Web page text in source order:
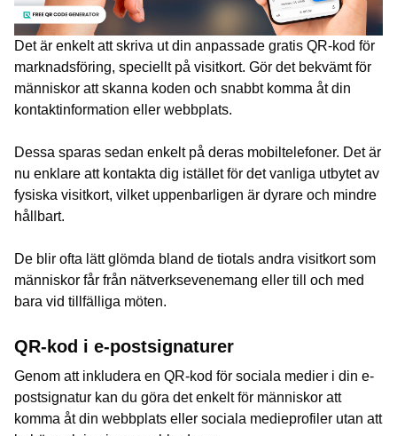
Det är enkelt att skriva ut din anpassade gratis QR-kod för
marknadsföring, speciellt på visitkort. Gör det bekvämt för
människor att skanna koden och snabbt komma åt din
kontaktinformation eller webbplats.
Dessa sparas sedan enkelt på deras mobiltelefoner. Det är
nu enklare att kontakta dig istället för det vanliga utbytet av
fysiska visitkort, vilket uppenbarligen är dyrare och mindre
hållbart.
De blir ofta lätt glömda bland de tiotals andra visitkort som
människor får från nätverksevenemang eller till och med
bara vid tillfälliga möten.
QR-kod i e-postsignaturer
Genom att inkludera en QR-kod för sociala medier i din e-
postsignatur kan du göra det enkelt för människor att
komma åt din webbplats eller sociala medieprofiler utan att